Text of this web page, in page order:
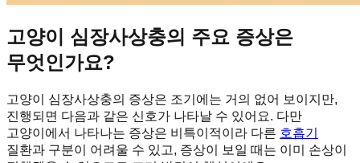
고양이 심장사상충의 주요 증상은
무엇인가요?
고양이 심장사상충의 증상은 조기에는 거의 없어 보이지만,
진행되면 다음과 같은 신호가 나타날 수 있어요. 다만
고양이에서 나타나는 증상은 비특이적이라 다른 호흡기
질환과 구분이 어려울 수 있고, 증상이 보일 때는 이미 손상이